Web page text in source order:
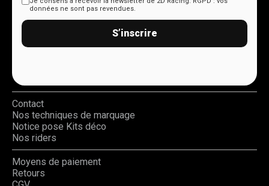
données ne sont pas revendues.
S’inscrire
Contact
Nos techniques de marquage
Notice pose Kits déco
Nos riders
Moyens de paiement
Retours